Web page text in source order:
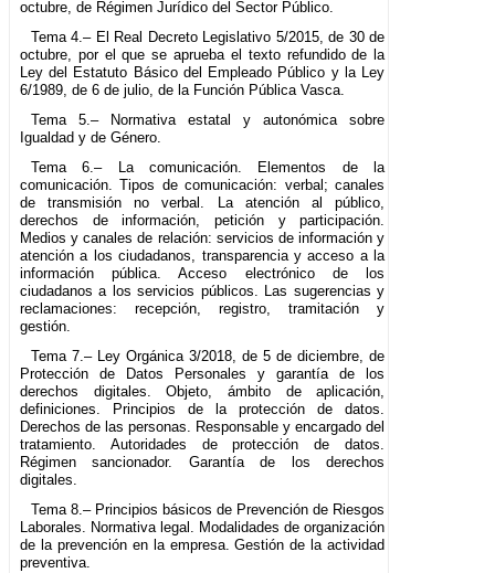
octubre, de Régimen Jurídico del Sector Público.
Tema 4.– El Real Decreto Legislativo 5/2015, de 30 de
octubre, por el que se aprueba el texto refundido de la
Ley del Estatuto Básico del Empleado Público y la Ley
6/1989, de 6 de julio, de la Función Pública Vasca.
Tema 5.– Normativa estatal y autonómica sobre
Igualdad y de Género.
Tema 6.– La comunicación. Elementos de la
comunicación. Tipos de comunicación: verbal; canales
de transmisión no verbal. La atención al público,
derechos de información, petición y participación.
Medios y canales de relación: servicios de información y
atención a los ciudadanos, transparencia y acceso a la
información pública. Acceso electrónico de los
ciudadanos a los servicios públicos. Las sugerencias y
reclamaciones: recepción, registro, tramitación y
gestión.
Tema 7.– Ley Orgánica 3/2018, de 5 de diciembre, de
Protección de Datos Personales y garantía de los
derechos digitales. Objeto, ámbito de aplicación,
definiciones. Principios de la protección de datos.
Derechos de las personas. Responsable y encargado del
tratamiento. Autoridades de protección de datos.
Régimen sancionador. Garantía de los derechos
digitales.
Tema 8.– Principios básicos de Prevención de Riesgos
Laborales. Normativa legal. Modalidades de organización
de la prevención en la empresa. Gestión de la actividad
preventiva.